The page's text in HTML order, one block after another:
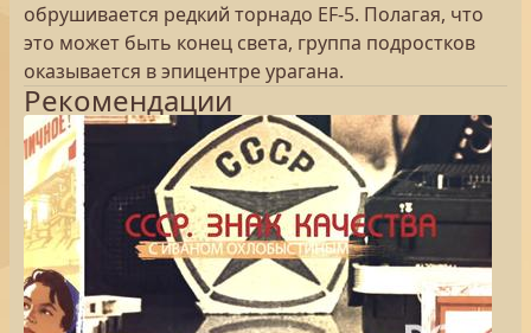
обрушивается редкий торнадо EF-5. Полагая, что
это может быть конец света, группа подростков
оказывается в эпицентре урагана.
Рекомендации